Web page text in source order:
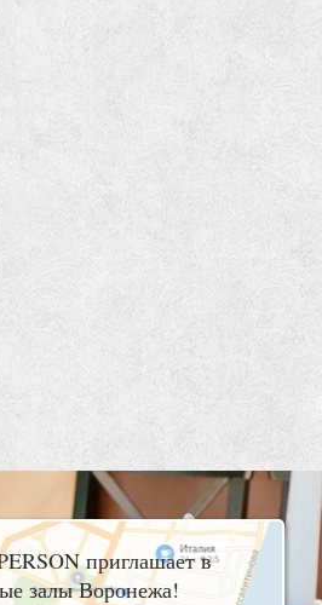
приглашает в
залы Воронежа!